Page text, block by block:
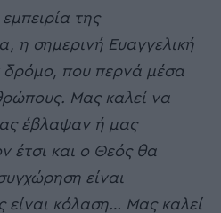
της
η σημερινή Ευαγγελική
δρόμο, που περνά μέσα
Μας καλεί να
έβλαψαν ή μας
έτσι και ο Θεός θα
είναι
είναι κόλαση… Μας καλεί